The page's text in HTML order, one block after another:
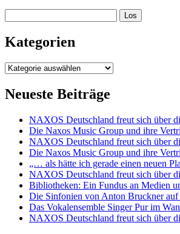
Kategorien
Kategorien
Neueste Beiträge
NAXOS Deutschland freut sich über
Die Naxos Music Group und ihre
NAXOS Deutschland freut sich über
Die Naxos Music Group und ihre
„… als hätte ich gerade einen neuen
NAXOS Deutschland freut sich über
Bibliotheken: Ein Fundus an Medien
Die Sinfonien von Anton Bruckner
Das Vokalensemble Singer Pur im
NAXOS Deutschland freut sich über